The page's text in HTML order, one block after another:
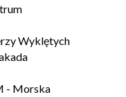
Wyklętych
- Morska